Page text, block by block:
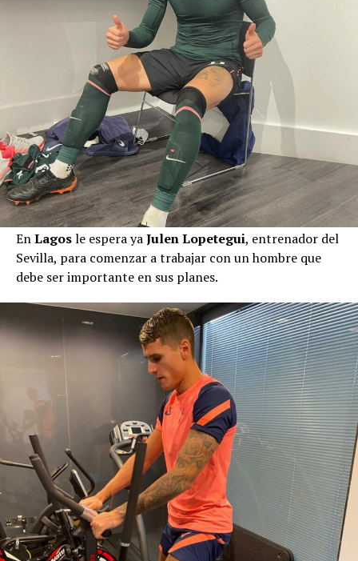
EnLagosle espera yaJulen Lopetegui, entrenador del
Sevilla, para comenzar a trabajar con un hombre que
debe ser importante en sus planes.